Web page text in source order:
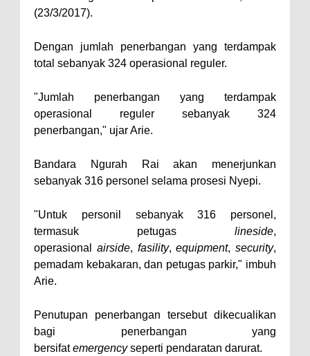
(23/3/2017).
Dengan jumlah penerbangan yang terdampak
total sebanyak 324 operasional reguler.
"Jumlah penerbangan yang terdampak
operasional reguler sebanyak 324
penerbangan," ujar Arie.
Bandara Ngurah Rai akan menerjunkan
sebanyak 316 personel selama prosesi Nyepi.
"Untuk personil sebanyak 316 personel,
termasuk petugas lineside,
operasional airside, fasility,equipment, security,
pemadam kebakaran, dan petugas parkir," imbuh
Arie.
Penutupan penerbangan tersebut dikecualikan
bagi penerbangan yang
bersifatemergencyseperti pendaratan darurat.